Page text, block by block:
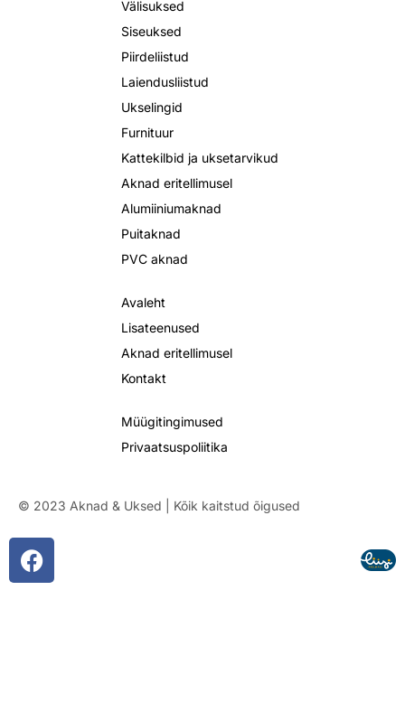
Välisuksed
Siseuksed
Piirdeliistud
Laiendusliistud
Ukselingid
Furnituur
Kattekilbid ja uksetarvikud
Aknad eritellimusel
Alumiiniumaknad
Puitaknad
PVC aknad
Avaleht
Lisateenused
Aknad eritellimusel
Kontakt
Müügitingimused
Privaatsuspoliitika
© 2023 Aknad & Uksed | Kõik kaitstud õigused
F
a